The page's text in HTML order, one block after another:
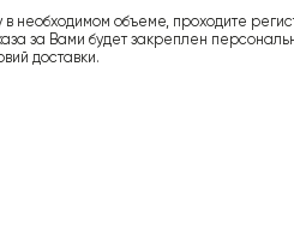
в необходимом объеме, проходите
за Вами будет закреплен
доставки.